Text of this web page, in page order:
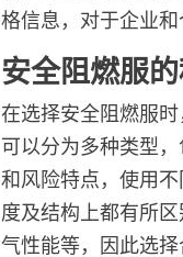
格信息，对于企业和
安全阻燃服
在选择安全阻燃服
可以分为多种类型
和风险特点，使用
度及结构上都有所
气性能等，因此选